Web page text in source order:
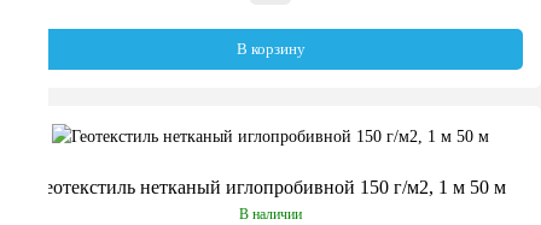
В корзину
Геотекстиль нетканый иглопробивной 150 г/м2, 1 м 50 м
В наличии